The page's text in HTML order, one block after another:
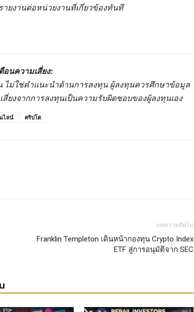
ายงานต่อหน่วยงานที่เกี่ยวข้องทันที
อนความเสี่ยง:
ไม่ใช่คำแนะนำด้านการลงทุน ผู้ลงทุนควรศึกษาข้อมูล
ยงจากการลงทุนเป็นความรับผิดชอบของผู้ลงทุนเอง
ไลน์ คริปโต
บทความถัดไป
Franklin Templeton เดินหน้ากองทุน Crypto Index
ETF สู่การอนุมัติจาก SEC